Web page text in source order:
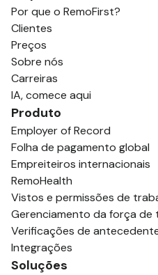
Por que o RemoFirst?
Clientes
Preços
Sobre nós
Carreiras
IA, comece aqui
Produto
Employer of Record
Folha de pagamento global
Empreiteiros internacionais
RemoHealth
Vistos e permissões de
Gerenciamento da força de
Verificações de
Integrações
Soluções